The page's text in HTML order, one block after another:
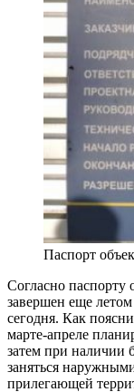
Паспорт
Согласно паспорту
завершен еще
сегодня. Как
марте-апреле
затем при наличии
заняться
прилегающей